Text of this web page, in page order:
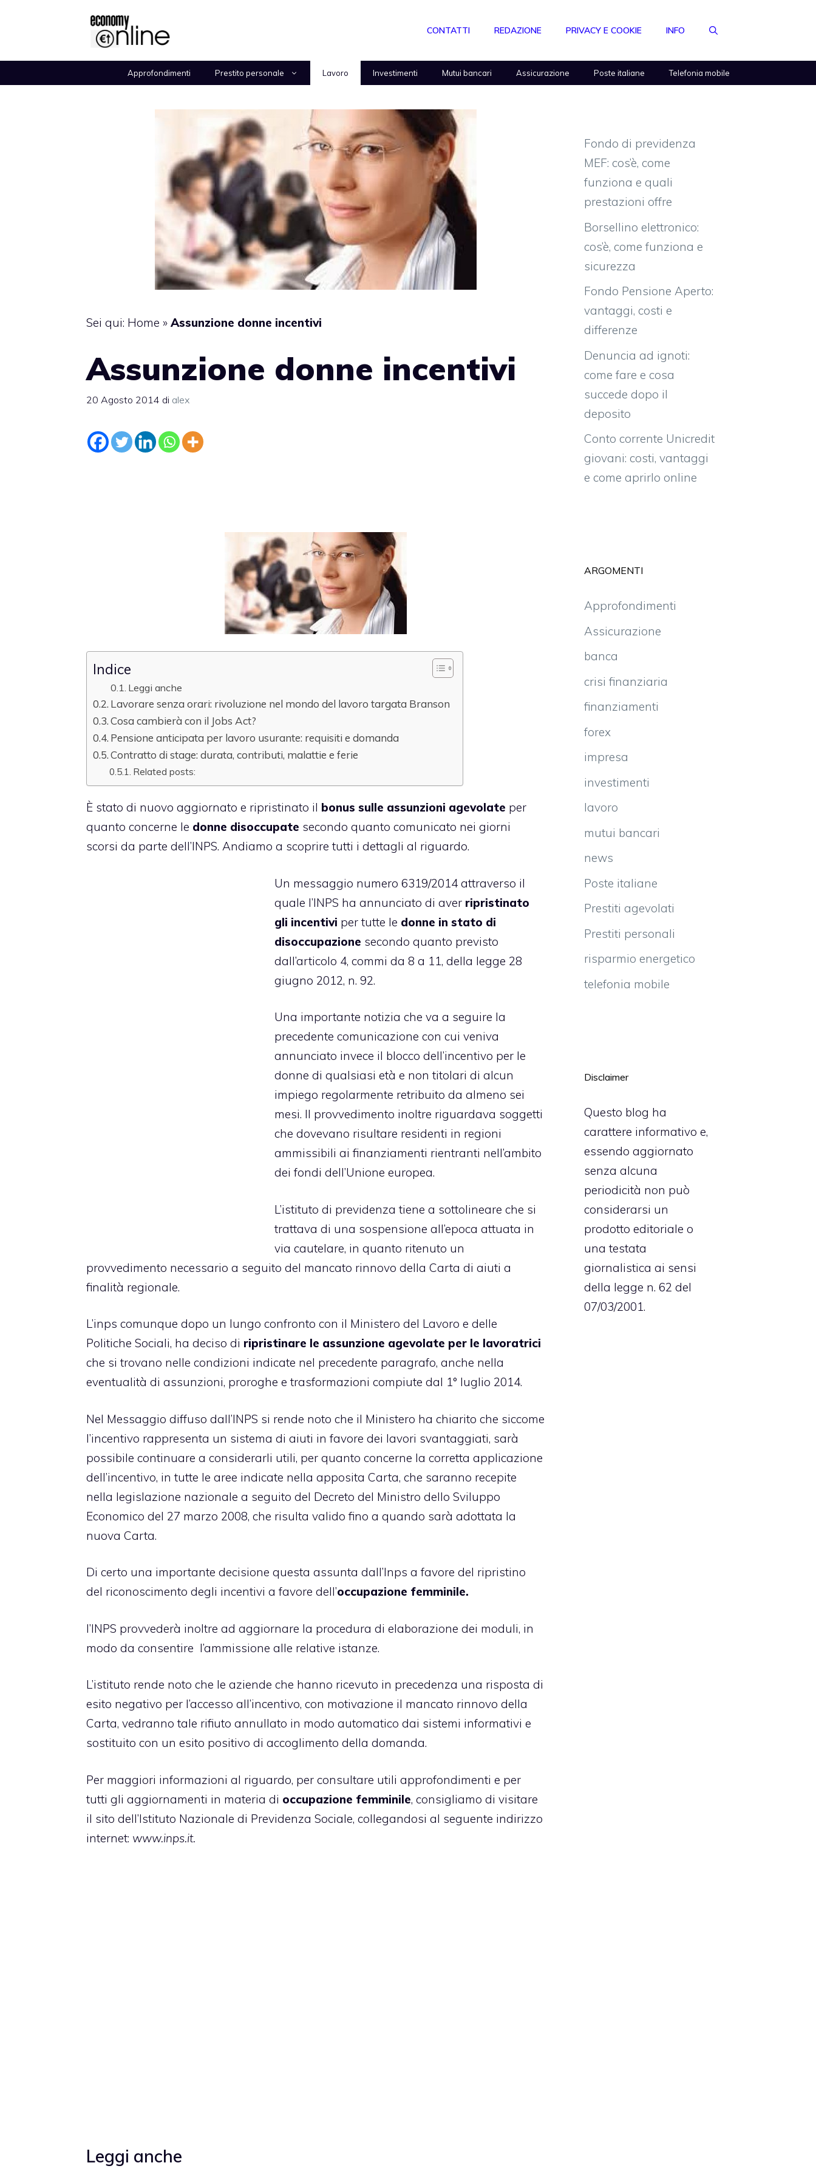
CONTATTI REDAZIONE PRIVACY E COOKIE INFO
Approfondimenti Prestito personale Lavoro Investimenti Mutui bancari Assicurazione Poste italiane Telefonia mobile
Sei qui: Home » Assunzione donne incentivi
Assunzione donne incentivi
20 Agosto 2014 di alex
Indice
Leggi anche
Lavorare senza orari: rivoluzione nel mondo del lavoro targata Branson
Cosa cambierà con il Jobs Act?
Pensione anticipata per lavoro usurante: requisiti e domanda
Contratto di stage: durata, contributi, malattie e ferie
Related posts:
È stato di nuovo aggiornato e ripristinato il bonus sulle assunzioni agevolate per
quanto concerne le donne disoccupate secondo quanto comunicato nei giorni
scorsi da parte dell’INPS. Andiamo a scoprire tutti i dettagli al riguardo.
Un messaggio numero 6319/2014 attraverso il
quale l’INPS ha annunciato di aver ripristinato
gli incentivi per tutte le donne in stato di
disoccupazione secondo quanto previsto
dall’articolo 4, commi da 8 a 11, della legge 28
giugno 2012, n. 92.
Una importante notizia che va a seguire la
precedente comunicazione con cui veniva
annunciato invece il blocco dell’incentivo per le
donne di qualsiasi età e non titolari di alcun
impiego regolarmente retribuito da almeno sei
mesi. Il provvedimento inoltre riguardava soggetti
che dovevano risultare residenti in regioni
ammissibili ai finanziamenti rientranti nell’ambito
dei fondi dell’Unione europea.
L’istituto di previdenza tiene a sottolineare che si
trattava di una sospensione all’epoca attuata in
via cautelare, in quanto ritenuto un
provvedimento necessario a seguito del mancato rinnovo della Carta di aiuti a
finalità regionale.
L’inps comunque dopo un lungo confronto con il Ministero del Lavoro e delle
Politiche Sociali, ha deciso di ripristinare le assunzione agevolate per le lavoratrici
che si trovano nelle condizioni indicate nel precedente paragrafo, anche nella
eventualità di assunzioni, proroghe e trasformazioni compiute dal 1° luglio 2014.
Nel Messaggio diffuso dall’INPS si rende noto che il Ministero ha chiarito che siccome
l’incentivo rappresenta un sistema di aiuti in favore dei lavori svantaggiati, sarà
possibile continuare a considerarli utili, per quanto concerne la corretta applicazione
dell’incentivo, in tutte le aree indicate nella apposita Carta, che saranno recepite
nella legislazione nazionale a seguito del Decreto del Ministro dello Sviluppo
Economico del 27 marzo 2008, che risulta valido fino a quando sarà adottata la
nuova Carta.
Di certo una importante decisione questa assunta dall’Inps a favore del ripristino
del riconoscimento degli incentivi a favore dell’occupazione femminile.
l’INPS provvederà inoltre ad aggiornare la procedura di elaborazione dei moduli, in
modo da consentire l’ammissione alle relative istanze.
L’istituto rende noto che le aziende che hanno ricevuto in precedenza una risposta di
esito negativo per l’accesso all’incentivo, con motivazione il mancato rinnovo della
Carta, vedranno tale rifiuto annullato in modo automatico dai sistemi informativi e
sostituito con un esito positivo di accoglimento della domanda.
Per maggiori informazioni al riguardo, per consultare utili approfondimenti e per
tutti gli aggiornamenti in materia di occupazione femminile, consigliamo di visitare
il sito dell’Istituto Nazionale di Previdenza Sociale, collegandosi al seguente indirizzo
internet: www.inps.it.
Leggi anche
Fondo di previdenza
MEF: cos’è, come
funziona e quali
prestazioni offre
Borsellino elettronico:
cos’è, come funziona e
sicurezza
Fondo Pensione Aperto:
vantaggi, costi e
differenze
Denuncia ad ignoti:
come fare e cosa
succede dopo il
deposito
Conto corrente Unicredit
giovani: costi, vantaggi
e come aprirlo online
ARGOMENTI
Approfondimenti
Assicurazione
banca
crisi finanziaria
finanziamenti
forex
impresa
investimenti
lavoro
mutui bancari
news
Poste italiane
Prestiti agevolati
Prestiti personali
risparmio energetico
telefonia mobile
Disclaimer
Questo blog ha
carattere informativo e,
essendo aggiornato
senza alcuna
periodicità non può
considerarsi un
prodotto editoriale o
una testata
giornalistica ai sensi
della legge n. 62 del
07/03/2001.